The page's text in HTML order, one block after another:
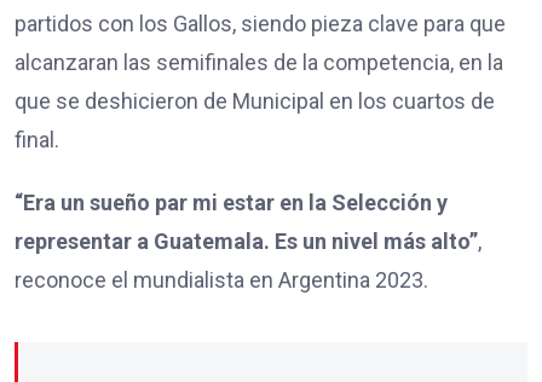
partidos con los Gallos, siendo pieza clave para que
alcanzaran las semifinales de la competencia, en la
que se deshicieron de Municipal en los cuartos de
final.
“Era un sueño par mi estar en la Selección y
representar a Guatemala. Es un nivel más alto”,
reconoce el mundialista en Argentina 2023.